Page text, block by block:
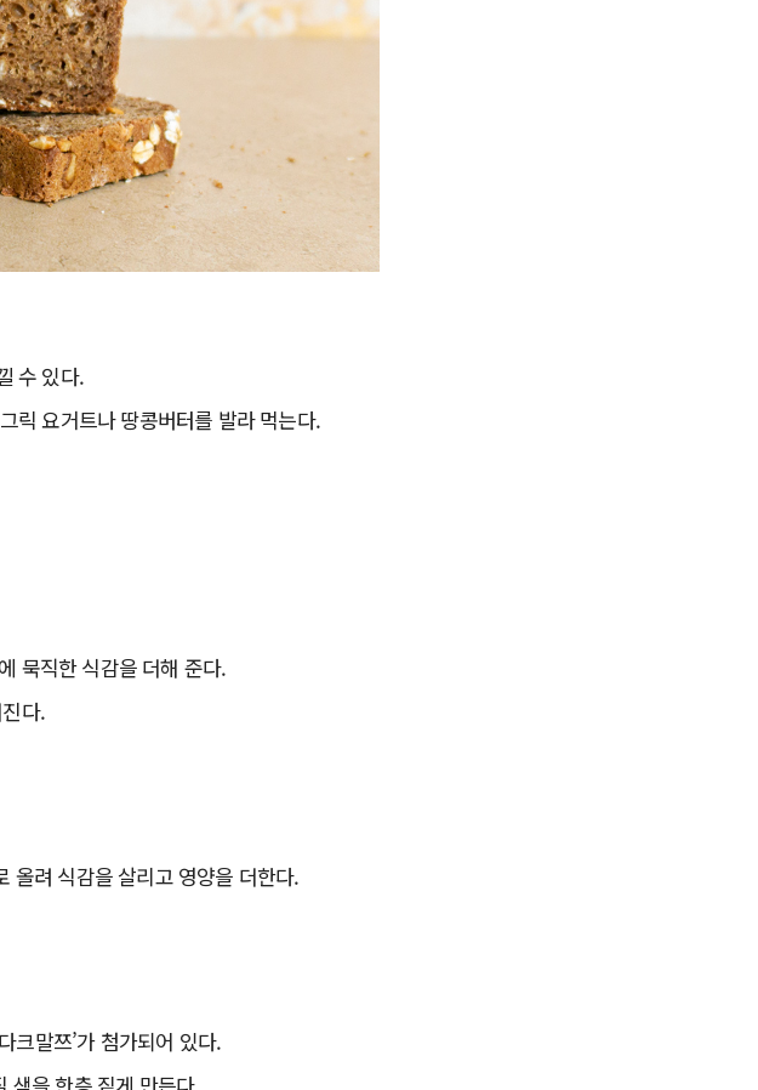
수 있다.
릭 요거트나 땅콩버터를 발라 먹는다.
묵직한 식감을 더해 준다.
다.
올려 식감을 살리고 영양을 더한다.
크말쯔’가 첨가되어 있다.